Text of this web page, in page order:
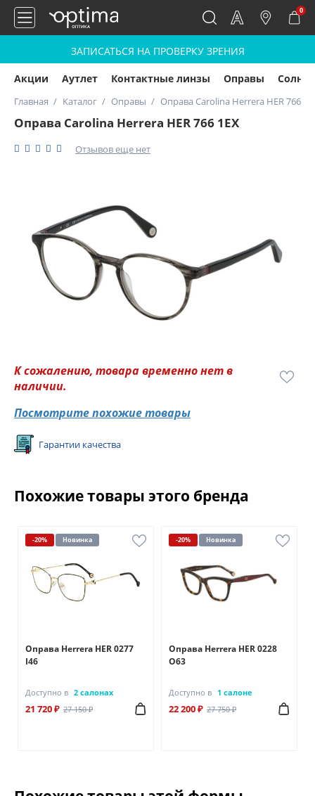
0
ЗАПИСАТЬСЯ НА ПРОВЕРКУ ЗРЕНИЯ
Акции Аутлет Контактные линзы Оправы
Главная Каталог Оправы Оправа Carolina Herrera HER 766
Оправа Carolina Herrera HER 766 1EX
Отзывов еще нет
К сожалению, товара временно нет в
наличии.
Посмотрите похожие товары
Гарантии качества
Похожие товары этого бренда
-20% Новинка
Оправа Herrera HER 0277
I46
Доступно в 2 салонах
21 720 ₽ 27 150 ₽
-20% Новинка
Оправа Herrera HER 0228
О63
Доступно в 1 салоне
22 200 ₽ 27 750 ₽